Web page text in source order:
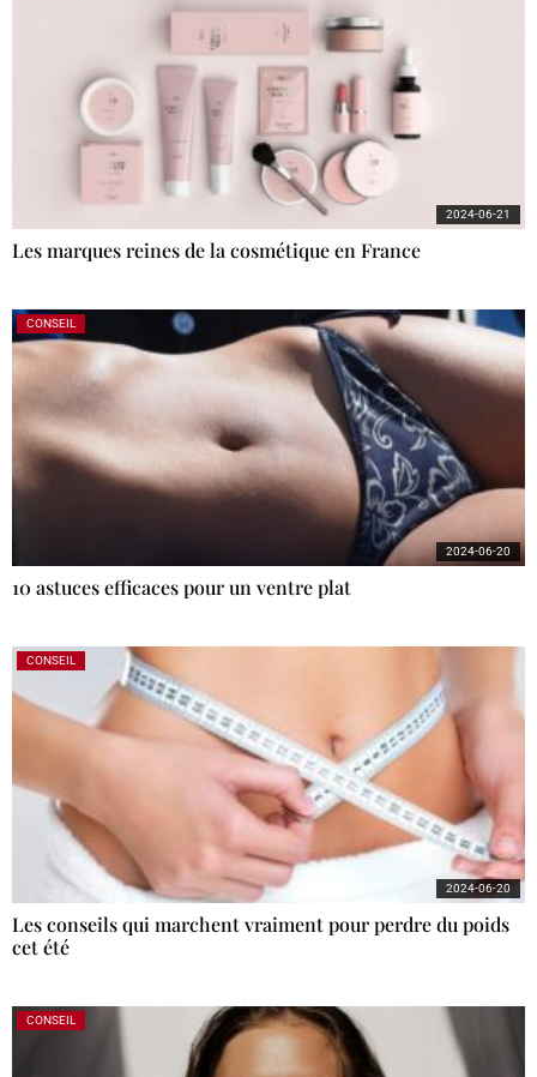
Les marques reines de la cosmétique en France
2024-06-21
CONSEIL
10 astuces efficaces pour un ventre plat
2024-06-20
CONSEIL
Les conseils qui marchent vraiment pour perdre du poids
cet été
2024-06-20
CONSEIL